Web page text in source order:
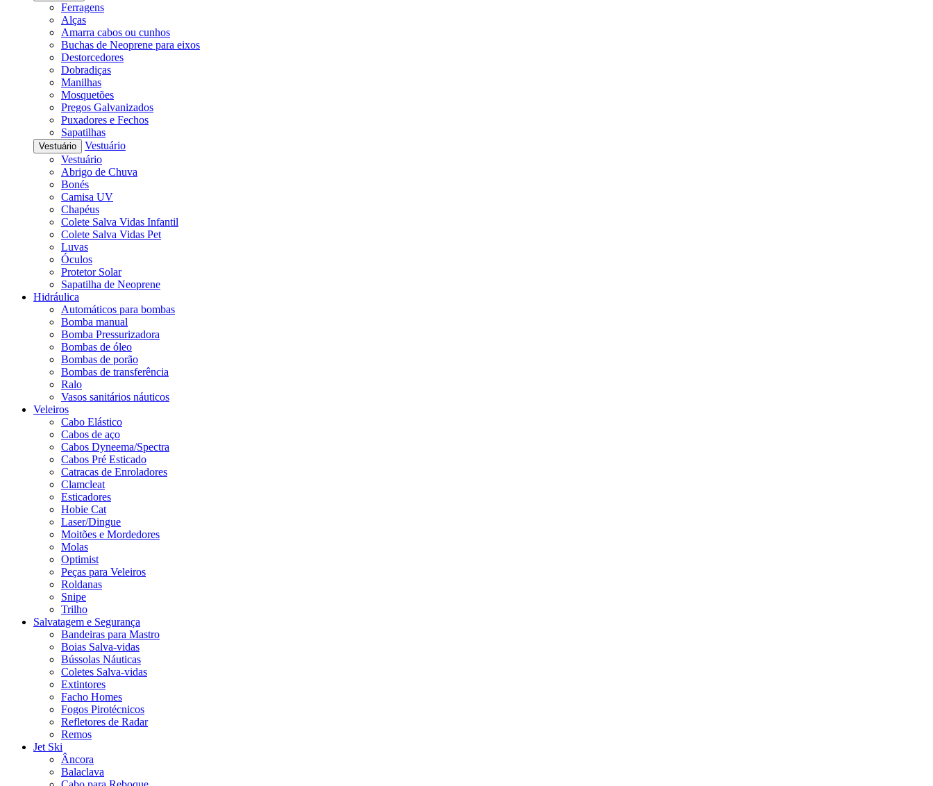
Ferragens
Alças
Amarra cabos ou cunhos
Buchas de Neoprene para eixos
Destorcedores
Dobradiças
Manilhas
Mosquetões
Pregos Galvanizados
Puxadores e Fechos
Sapatilhas
Vestuário
Vestuário
Vestuário
Abrigo de Chuva
Bonés
Camisa UV
Chapéus
Colete Salva Vidas Infantil
Colete Salva Vidas Pet
Luvas
Óculos
Protetor Solar
Sapatilha de Neoprene
Hidráulica
Automáticos para bombas
Bomba manual
Bomba Pressurizadora
Bombas de óleo
Bombas de porão
Bombas de transferência
Ralo
Vasos sanitários náuticos
Veleiros
Cabo Elástico
Cabos de aço
Cabos Dyneema/Spectra
Cabos Pré Esticado
Catracas de Enroladores
Clamcleat
Esticadores
Hobie Cat
Laser/Dingue
Moitões e Mordedores
Molas
Optimist
Peças para Veleiros
Roldanas
Snipe
Trilho
Salvatagem e Segurança
Bandeiras para Mastro
Boias Salva-vidas
Bússolas Náuticas
Coletes Salva-vidas
Extintores
Facho Homes
Fogos Pirotécnicos
Refletores de Radar
Remos
Jet Ski
Âncora
Balaclava